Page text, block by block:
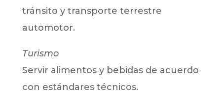
tránsito y transporte terrestre
automotor.
Turismo
Servir alimentos y bebidas de acuerdo
con estándares técnicos.